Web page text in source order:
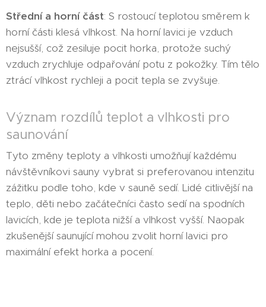
Střední a horní část: S rostoucí teplotou směrem k
horní části klesá vlhkost. Na horní lavici je vzduch
nejsušší, což zesiluje pocit horka, protože suchý
vzduch zrychluje odpařování potu z pokožky. Tím tělo
ztrácí vlhkost rychleji a pocit tepla se zvyšuje.
Význam rozdílů teplot a vlhkosti pro
saunování
Tyto změny teploty a vlhkosti umožňují každému
návštěvníkovi sauny vybrat si preferovanou intenzitu
zážitku podle toho, kde v sauně sedí. Lidé citlivější na
teplo, děti nebo začátečníci často sedí na spodních
lavicích, kde je teplota nižší a vlhkost vyšší. Naopak
zkušenější saunující mohou zvolit horní lavici pro
maximální efekt horka a pocení.